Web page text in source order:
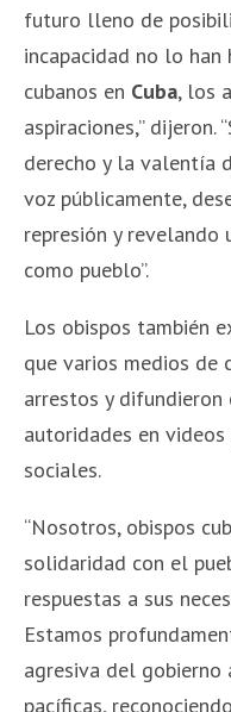
futuro lleno de
incapacidad no lo
cubanos en Cuba, los
aspiraciones,” dijeron.
derecho y la valentía
voz públicamente,
represión y revelando
como pueblo”.
Los obispos también
que varios medios de
arrestos y
autoridades en
sociales.
“Nosotros, obispos
solidaridad con el
respuestas a sus
Estamos
agresiva del gobierno
pacíficas,